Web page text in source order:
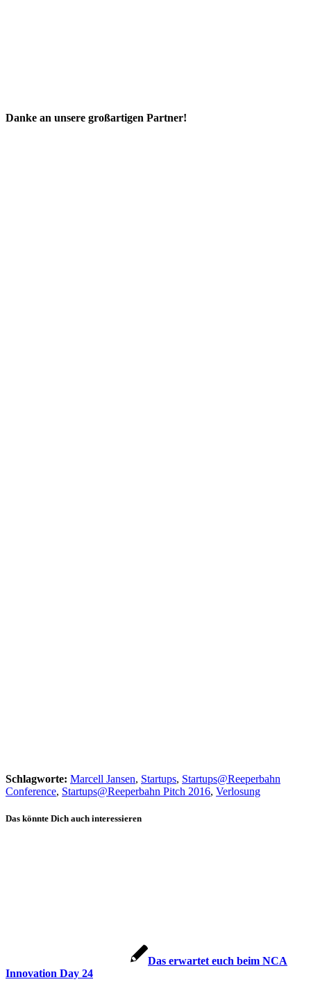
Danke an unsere großartigen Partner!
Schlagworte: Marcell Jansen, Startups, Startups@Reeperbahn
Conference, Startups@Reeperbahn Pitch 2016, Verlosung
Das könnte Dich auch interessieren
Das erwartet euch beim NCA
Innovation Day 24